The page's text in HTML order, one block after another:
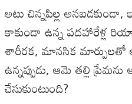
అటుచిన్నపిల్ల అనబడకుండా,
కాకుండా ఉన్నపదహారేళ్ల
శారీరక, మానసిక మార్పులతో
ఉన్నప్పుడు, ఆమె తల్లిప్రేమను
చేసుకుంటుంది?